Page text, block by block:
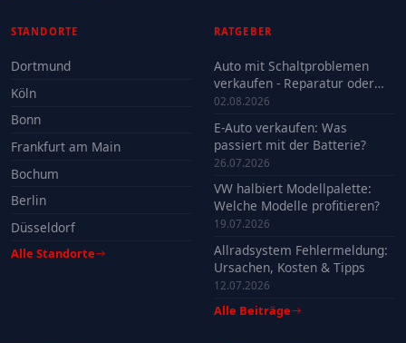
STANDORTE
Dortmund
Köln
Bonn
Frankfurt am Main
Bochum
Berlin
Düsseldorf
Alle Standorte
RATGEBER
Auto mit Schaltproblemen
verkaufen - Reparatur oder
Verkauf?
02.08.2026
E-Auto verkaufen: Was
passiert mit der Batterie?
26.07.2026
VW halbiert Modellpalette:
Welche Modelle profitieren?
19.07.2026
Allradsystem Fehlermeldung:
Ursachen, Kosten & Tipps
12.07.2026
Alle Beiträge